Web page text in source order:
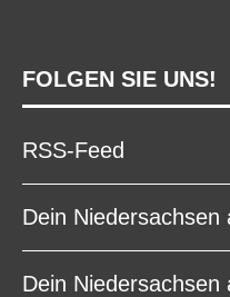
FOLGEN SIE UNS!
RSS-Feed
Dein Niedersachsen
Dein Niedersachsen